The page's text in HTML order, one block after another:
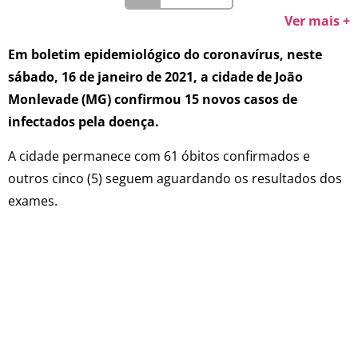
Ver mais +
Em boletim epidemiológico do coronavírus, neste
sábado, 16 de janeiro de 2021, a cidade de João
Monlevade (MG) confirmou 15 novos casos de
infectados pela doença.
A cidade permanece com 61 óbitos confirmados e
outros cinco (5) seguem aguardando os resultados dos
exames.